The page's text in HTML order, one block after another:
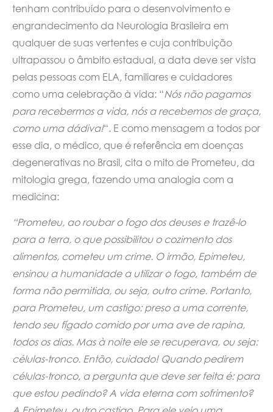
tenham contribuído para o desenvolvimento e
engrandecimento da Neurologia Brasileira em
qualquer de suas vertentes e cuja contribuição
ultrapassou o âmbito estadual, a data deve ser vista
pelas pessoas com ELA, familiares e cuidadores
como uma celebração à vida: “Nós não pagamos
para recebermos a vida, nós a recebemos de graça,
como uma dádiva!“. E como mensagem a todos por
esse dia, o médico, que é referência em doenças
degenerativas no Brasil, cita o mito de Prometeu, da
mitologia grega, fazendo uma analogia com a
medicina:
“Prometeu, ao roubar o fogo dos deuses e trazê-lo
para a terra, o que possibilitou o cozimento dos
alimentos, cometeu um crime. O irmão, Epimeteu,
ensinou a humanidade a utilizar o fogo, também de
forma não permitida, ou seja, outro crime. Portanto,
para Prometeu, um castigo: preso a uma corrente,
tendo seu fígado comido por uma ave de rapina,
todos os dias. Mas à noite ele se recuperava, ou seja:
células-tronco. Então, cuidado! Quando pedirem
células-tronco, a pergunta que deve ser feita é: para
que estou pedindo? A vida eterna com sofrimento?